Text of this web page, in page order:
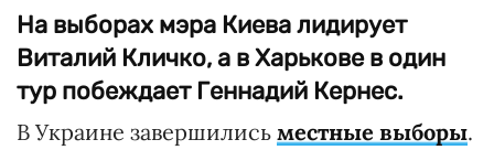
На выборах мэра Киева лидирует
Виталий Кличко, а в Харькове в один
тур побеждает Геннадий Кернес.
В Украине завершились местные выборы.